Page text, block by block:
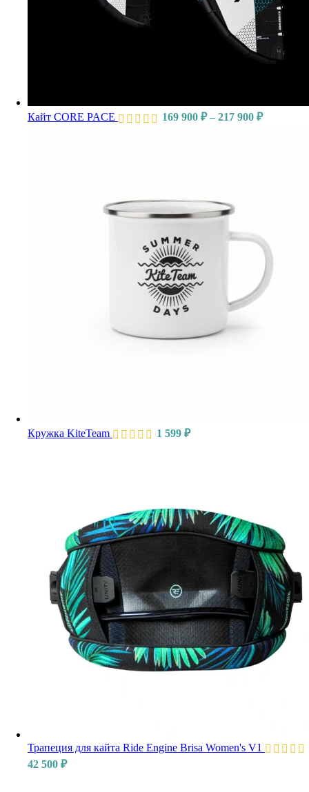
Кайт CORE PACE 169 900 ₽ – 217 900 ₽
Кружка KiteTeam 1 599 ₽
Трапеция для кайта Ride Engine Brisa Women's V1
42 500 ₽